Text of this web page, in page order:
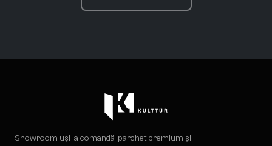
Showroom uși la comandă, parchet premium și